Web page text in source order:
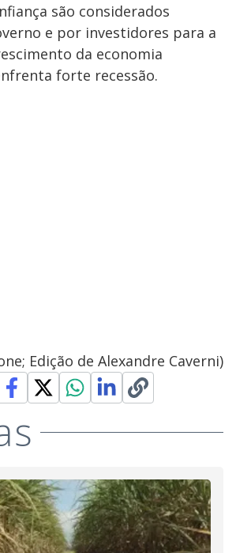
são considerados
e por investidores para a
da economia
forte recessão.
Edição de Alexandre Caverni)